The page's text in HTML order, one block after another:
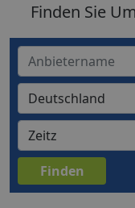
Finden Sie